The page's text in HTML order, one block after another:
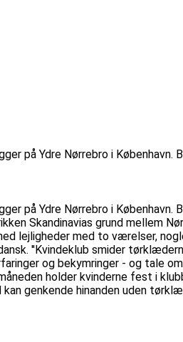
på Ydre Nørrebro i
på Ydre Nørrebro i
Skandinavias grund mellem
lejligheder med to værelser,
''Kvindeklub smider
og bekymringer - og tale
holder kvinderne fest i
genkende hinanden uden